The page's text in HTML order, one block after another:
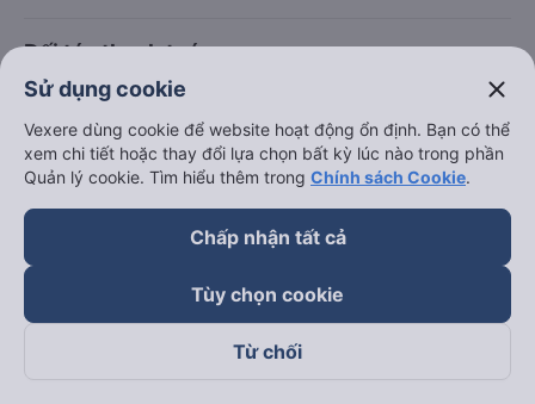
Đối tác thanh toán
Sử dụng cookie
close
Vexere dùng cookie để website hoạt động ổn định. Bạn có thể
xem chi tiết hoặc thay đổi lựa chọn bất kỳ lúc nào trong phần
Quản lý cookie. Tìm hiểu thêm trong Chính sách Cookie.
Chấp nhận tất cả
Tùy chọn cookie
Từ chối